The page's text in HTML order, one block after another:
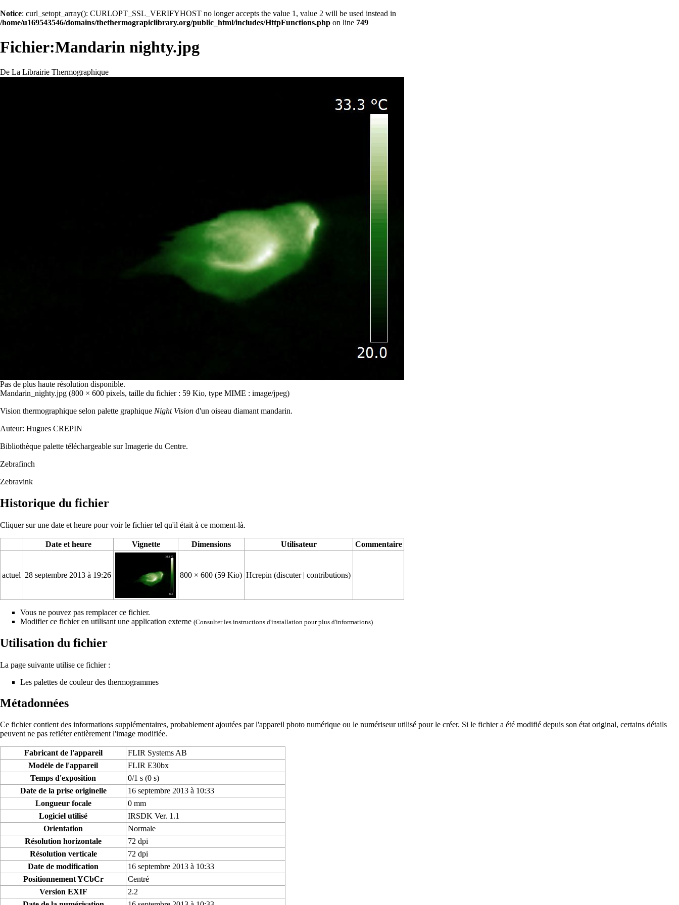
Notice: curl_setopt_array(): CURLOPT_SSL_VERIFYHOST no longer accepts the value 1, value 2 will be used instead in
/home/u169543546/domains/thethermograpiclibrary.org/public_html/includes/HttpFunctions.php on line 749
Fichier:Mandarin nighty.jpg
De La Librairie Thermographique
Pas de plus haute résolution disponible.
Mandarin_nighty.jpg (800 × 600 pixels, taille du fichier : 59 Kio, type MIME : image/jpeg)
Vision thermographique selon palette graphique Night Vision d'un oiseau diamant mandarin.
Auteur: Hugues CREPIN
Bibliothèque palette téléchargeable surImagerie du Centre.
Zebrafinch
Zebravink
Historique du fichier
Cliquer sur une date et heure pour voir le fichier tel qu'il était à ce moment-là.
Date et heure Vignette Dimensions Utilisateur Commentaire
actuel 28 septembre 2013 à 19:26 800 × 600(59 Kio) Hcrepin (discuter|contributions)
Vous ne pouvez pas remplacer ce fichier.
Modifier ce fichier en utilisant une application externe (Consulterles instructions d'installation pour plus d'informations)
Utilisation du fichier
La page suivante utilise ce fichier :
Les palettes de couleur des thermogrammes
Métadonnées
Ce fichier contient des informations supplémentaires, probablement ajoutées par l'appareil photo numérique ou le numériseur utilisé pour le créer. Si le fichier a été modifié depuis son état original, certains détails
peuvent ne pas refléter entièrement l'image modifiée.
Fabricant de l'appareil
FLIR Systems AB
Modèle de l'appareil
FLIR E30bx
Temps d'exposition
0/1 s (0 s)
Date de la prise originelle
16 septembre 2013 à 10:33
Longueur focale
0 mm
Logiciel utilisé
IRSDK Ver. 1.1
Orientation
Normale
Résolution horizontale
72 dpi
Résolution verticale
72 dpi
Date de modification
16 septembre 2013 à 10:33
Positionnement YCbCr
Centré
Version EXIF
2.2